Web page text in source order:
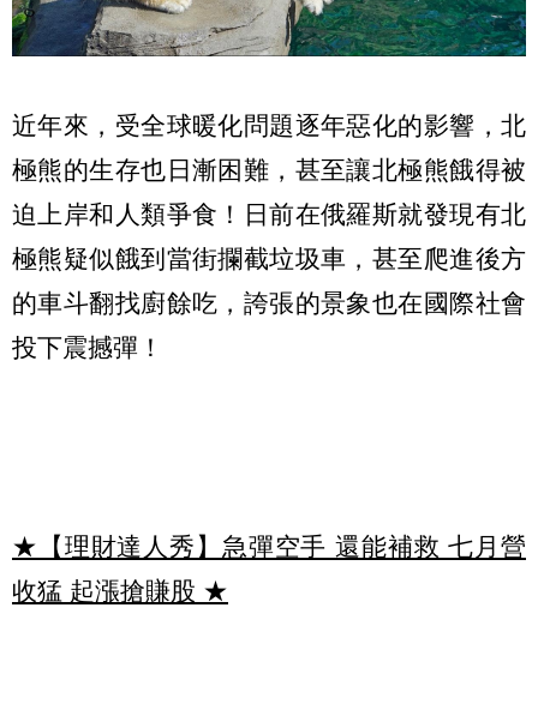
近年來，受全球暖化問題逐年惡化的影響，北
極熊的生存也日漸困難，甚至讓北極熊餓得被
迫上岸和人類爭食！日前在俄羅斯就發現有北
極熊疑似餓到當街攔截垃圾車，甚至爬進後方
的車斗翻找廚餘吃，誇張的景象也在國際社會
投下震撼彈！
★【理財達人秀】急彈空手 還能補救 七月營
收猛 起漲搶賺股 ★